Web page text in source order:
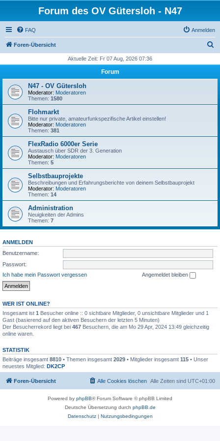
Forum des OV Gütersloh - N47
FAQ Anmelden
Foren-Übersicht
h
Aktuelle Zeit: Fr 07 Aug, 2026 07:36
Forum
N47 - OV Gütersloh
Moderator: Moderatoren
Themen: 1580
Flohmarkt
Bitte nur private, amateurfunkspezifische Artikel einstellen!
Moderator: Moderatoren
Themen: 381
FlexRadio 6000er Serie
Austausch über SDR der 3. Generation
Moderator: Moderatoren
Themen: 5
Selbstbauprojekte
Beschreibungen und Erfahrungsberichte von deinem Selbstbauprojekt
Moderator: Moderatoren
Themen: 14
Administration
Neuigkeiten der Admins
Themen: 7
ANMELDEN
Benutzername:
Passwort:
Ich habe mein Passwort vergessen
Angemeldet bleiben
WER IST ONLINE?
Insgesamt ist 1 Besucher online :: 0 sichtbare Mitglieder, 0 unsichtbare Mitglieder und 1
Gast (basierend auf den aktiven Besuchern der letzten 5 Minuten)
Der Besucherrekord liegt bei 467 Besuchern, die am Mo 29 Apr, 2024 13:49 gleichzeitig
online waren.
STATISTIK
Beiträge insgesamt 8810 • Themen insgesamt 2029 • Mitglieder insgesamt 115 • Unser
neuestes Mitglied: DK2CP
Foren-Übersicht Alle Zeiten sind UTC+01:00
Alle Cookies löschen
Powered by phpBB® Forum Software © phpBB Limited
Deutsche Übersetzung durch phpBB.de
Datenschutz| Nutzungsbedingungen